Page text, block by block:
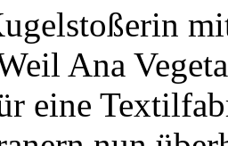
Ana
eine